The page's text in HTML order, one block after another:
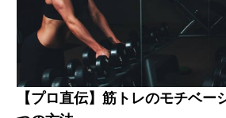
【プロ直伝】筋トレのモチベー